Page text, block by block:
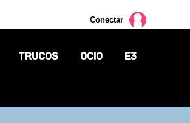
Conectar
TRUCOS OCIO E3